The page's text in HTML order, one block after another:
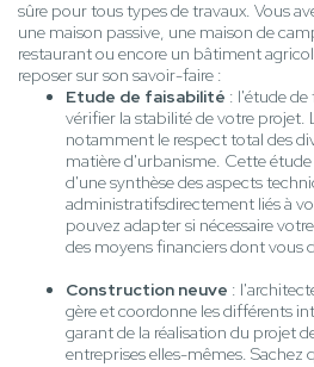
sûre pour tous types de travaux. Vous
une maison passive, une maison de
restaurant ou encore un bâtiment
reposer sur son savoir-faire :
Etude de faisabilité : l'étude
vérifier la stabilité de votre projet.
notamment le respect total des
matière d'urbanisme. Cette
d'une synthèse des aspects
administratifsdirectement liés à
pouvez adapter si nécessaire
des moyens financiers dont vous
Construction neuve :
gère et coordonne les différents
garant de la réalisation du projet
entreprises elles-mêmes. Sachez